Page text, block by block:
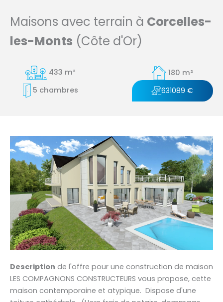
Maisons avec terrain à Corcelles-
les-Monts (Côte d'Or)
433 m²
180 m²
5 chambres
631089 €
Description de l'offre pour une construction de maison
LES COMPAGNONS CONSTRUCTEURS vous propose, cette
maison contemporaine et atypique. Dispose d'une